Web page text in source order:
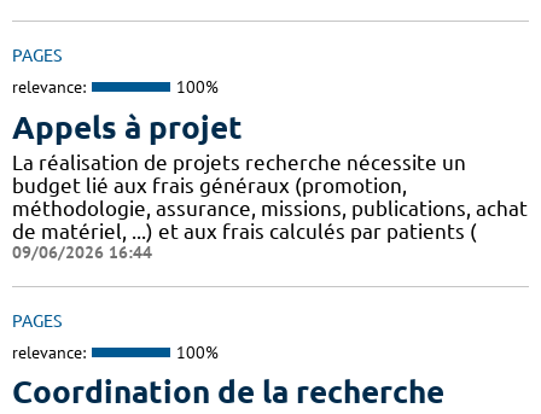
PAGES
relevance: 100%
Appels à projet
La réalisation de projets recherche nécessite un
budget lié aux frais généraux (promotion,
méthodologie, assurance, missions, publications, achat
de matériel, ...) et aux frais calculés par patients (
09/06/2026 16:44
PAGES
relevance: 100%
Coordination de la recherche